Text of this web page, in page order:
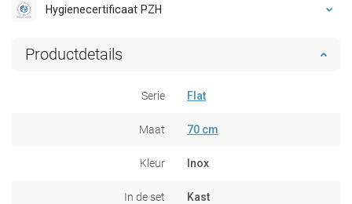
Hygienecertificaat PZH
Productdetails
Serie Flat
Maat 70 cm
Kleur Inox
In de set Kast